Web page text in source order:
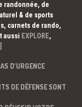
randonnée, de
& de sports
carnets de rando,
aussi EXPLORE,
D’URGENCE
DE DÉFENSE SONT